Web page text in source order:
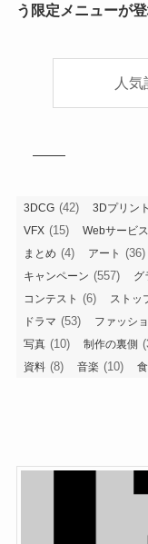
う限定メニューが
人
3DCG (42) 3Dプリント
VFX (15) Webサービス
まとめ (4) アート (36)
キャンペーン (557) グ
コンテスト (6) ストッ
ドラマ (53) ファッシ
写真 (10) 制作の裏側
資料 (8) 音楽 (10)